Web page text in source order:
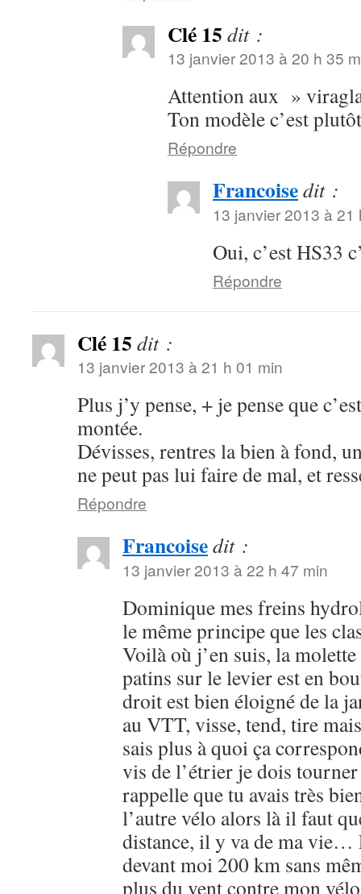
Clé 15 dit :
13 janvier 2013 à 20 h 35
Attention aux »
Ton modèle c’est
Répondre
Francoisedit :
13 janvier 2013 à 21
Oui, c’est HS33
Répondre
Clé 15 dit :
13 janvier 2013 à 21 h 01 min
Plus j’y pense, + je pense que
montée.
Dévisses, rentres la bien à fond,
ne peut pas lui faire de mal, et
Répondre
Francoisedit :
13 janvier 2013 à 22 h 47 min
Dominique mes freins
le même principe que les
Voilà où j’en suis, la
patins sur le levier est en
droit est bien éloigné de la
au VTT, visse, tend, tire
sais plus à quoi ça
vis de l’étrier je dois tourner
rappelle que tu avais très
l’autre vélo alors là il faut
distance, il y va de ma vie…
devant moi 200 km sans
plus du vent contre mon